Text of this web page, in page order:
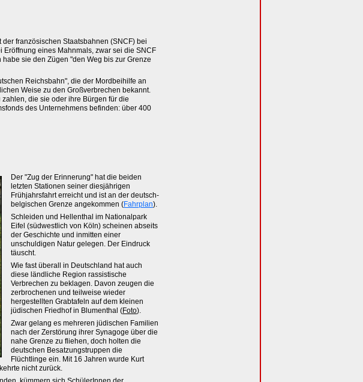
französischen Staatsbahnen (SNCF) bei
eines Mahnmals, zwar sei die SNCF
sie den Zügen "den Weg bis zur Grenze
Reichsbahn", die der Mordbeihilfe an
Weise zu den Großverbrechen bekannt.
die sie oder ihre Bürgen für die
des Unternehmens befinden: über 400
Der "Zug der Erinnerung" hat die beiden
letzten Stationen seiner diesjährigen
Frühjahrsfahrt erreicht und ist an der deutsch-
belgischen Grenze angekommen (Fahrplan).
Schleiden und Hellenthal im Nationalpark
Eifel (südwestlich von Köln) scheinen abseits
der Geschichte und inmitten einer
unschuldigen Natur gelegen. Der Eindruck
täuscht.
Wie fast überall in Deutschland hat auch
diese ländliche Region rassistische
Verbrechen zu beklagen. Davon zeugen die
zerbrochenen und teilweise wieder
hergestellten Grabtafeln auf dem kleinen
jüdischen Friedhof in Blumenthal (Foto).
Zwar gelang es mehreren jüdischen Familien
nach der Zerstörung ihrer Synagoge über die
nahe Grenze zu fliehen, doch holten die
deutschen Besatzungstruppen die
Flüchtlinge ein. Mit 16 Jahren wurde Kurt
nicht zurück.